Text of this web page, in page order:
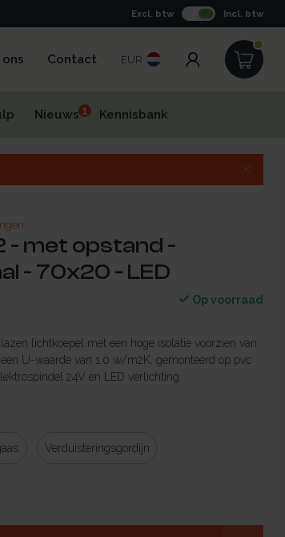
Excl. btw Incl. btw
Contact EUR
Nieuws1 Kennisbank
- met opstand -
- 70x20 - LED
Op voorraad
lichtkoepel met een hoge isolatie voorzien van
U-waarde van 1.0 w/m2K. gemonteerd op pvc
24V en LED verlichting.
Verduisteringsgordijn